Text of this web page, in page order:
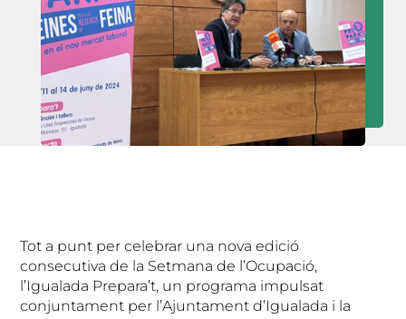
Tot a punt per celebrar una nova edició
consecutiva de la Setmana de l’Ocupació,
l’Igualada Prepara’t, un programa impulsat
conjuntament per l’Ajuntament d’Igualada i la